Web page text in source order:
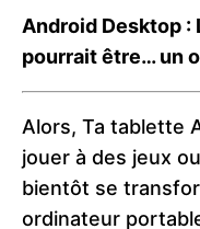
Android Desktop :
pourrait être… un
Alors, Ta tablette
jouer à des jeux
bientôt se
ordinateur